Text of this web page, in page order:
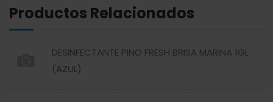
HARINAS
ABSOLUT
Productos Relacionados
DESINFECTANTE PINO FRESH BRISA MARINA 1GL
(AZUL)